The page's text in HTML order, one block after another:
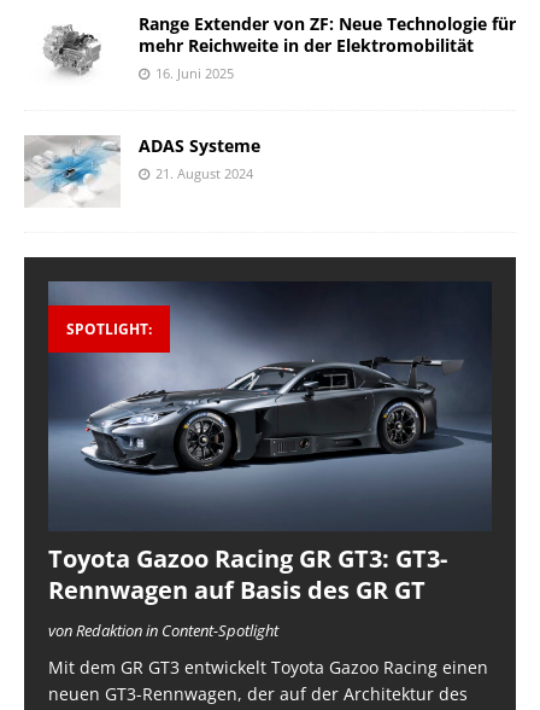
Range Extender von ZF: Neue Technologie für
mehr Reichweite in der Elektromobilität
16. Juni 2025
ADAS Systeme
21. August 2024
SPOTLIGHT:
Toyota Gazoo Racing GR GT3: GT3-
Rennwagen auf Basis des GR GT
von Redaktion in Content-Spotlight
Mit dem GR GT3 entwickelt Toyota Gazoo Racing einen
neuen GT3-Rennwagen, der auf der Architektur des